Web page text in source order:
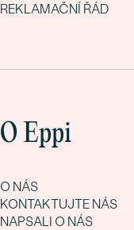
REKLAMAČNÍ ŘÁD
O Eppi
O NÁS
KONTAKTUJTE NÁS
NAPSALI O NÁS